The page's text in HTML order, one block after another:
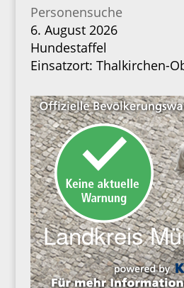
Personensuche
6. August 2026
Hundestaffel
Einsatzort: Thalkirchen-